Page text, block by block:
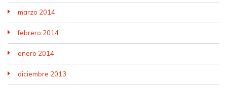
marzo 2014
febrero 2014
enero 2014
diciembre 2013